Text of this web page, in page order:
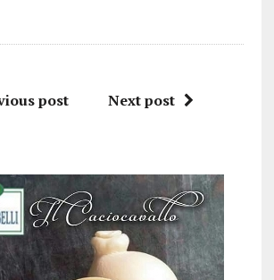
post Next post